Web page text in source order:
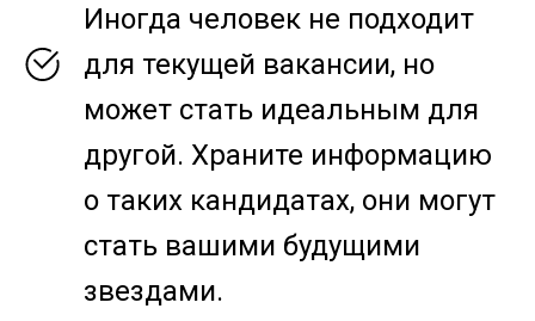
Иногда человек не подходит
для текущей вакансии, но
может стать идеальным для
другой. Храните информацию
о таких кандидатах, они могут
стать вашими будущими
звездами.